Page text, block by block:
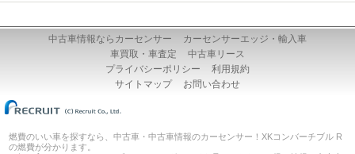
中古車情報ならカーセンサー
カーセンサーエッジ・輸入車
車買取・車査定
中古車リース
プライバシーポリシー
利用規約
サイトマップ
お問い合わせ
燃費のいい車を探すなら、中古車・中古車情報のカーセンサー！XKコンバーチブル R
の燃費が分かります。